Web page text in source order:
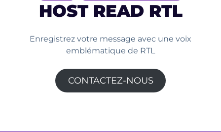
HOST READ RTL
Enregistrez votre message avec une voix
emblématique de RTL
CONTACTEZ-NOUS